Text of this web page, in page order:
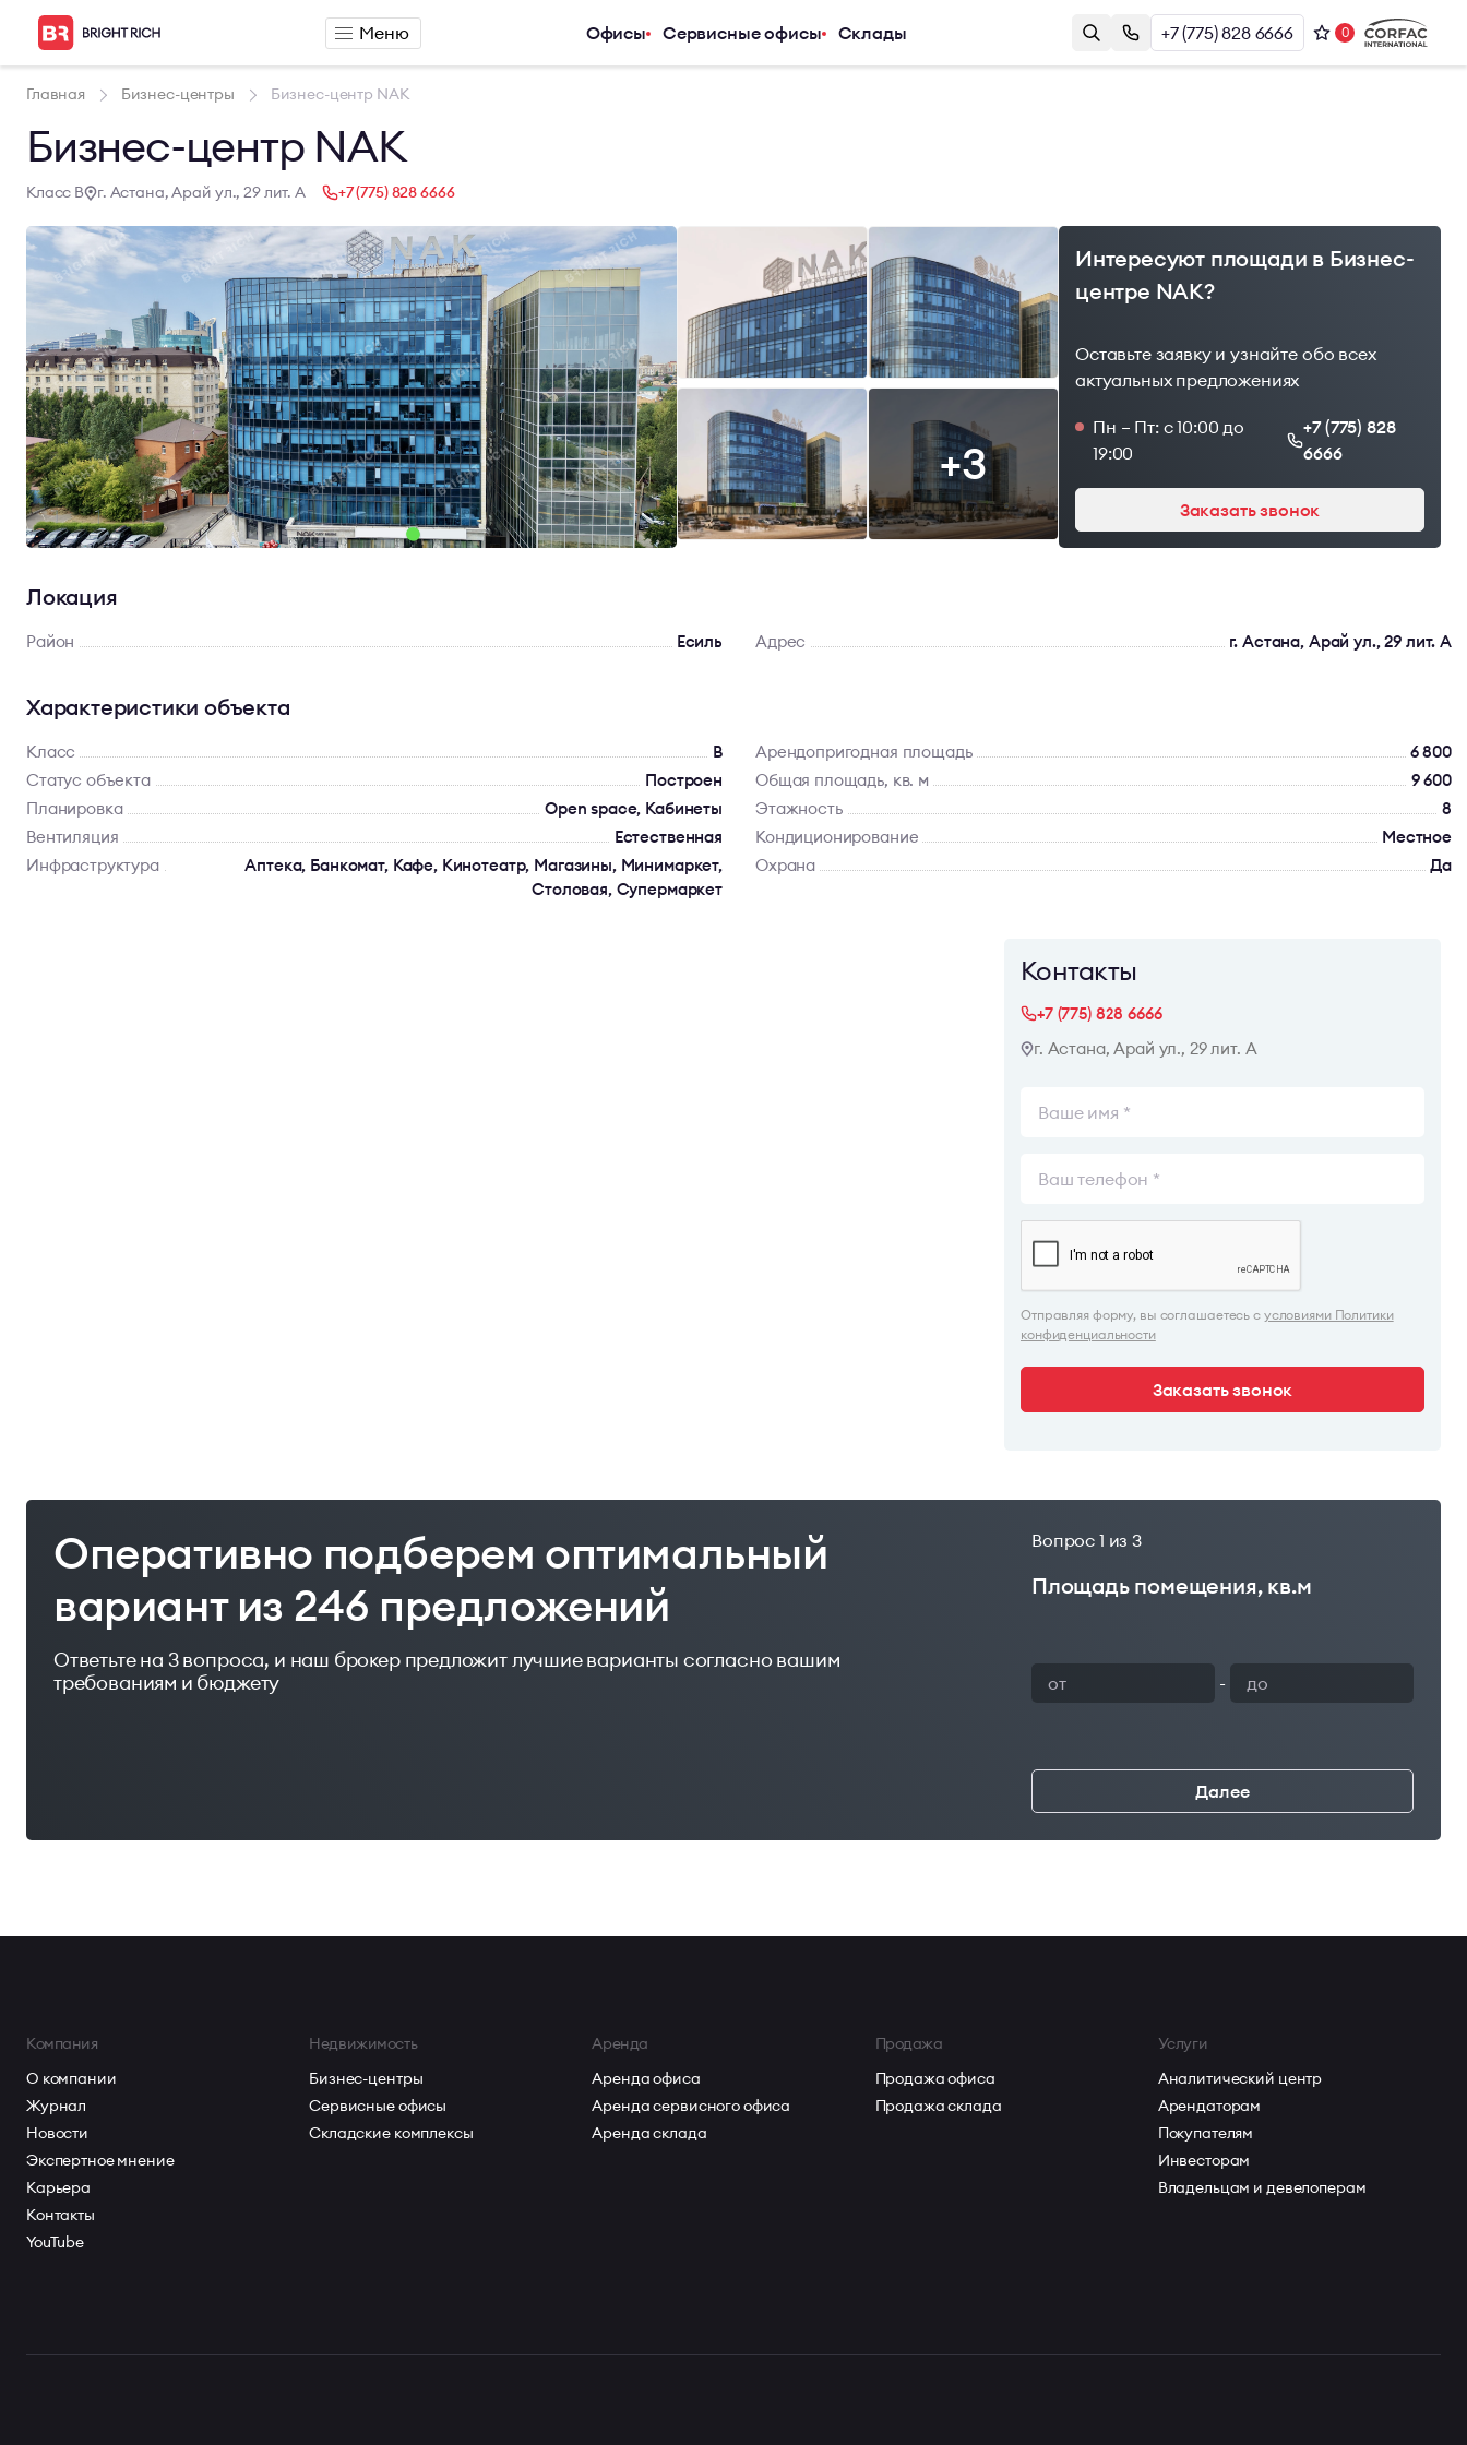
Меню Офисы Сервисные офисы Склады +7 (775) 828 6666 0
Главная Бизнес-центры Бизнес-центр NAK
Бизнес-центр NAK
Класс B г. Астана, Арай ул., 29 лит. А +7 (775) 828 6666
+3
Интересуют площади в Бизнес-
центре NAK?
Оставьте заявку и узнайте обо всех
актуальных предложениях
Пн – Пт: с 10:00 до
19:00
+7 (775) 828
6666
Заказать звонок
Локация
Район Есиль Адрес г. Астана, Арай ул., 29 лит. А
Характеристики объекта
Класс B Арендопригодная площадь
6 800
Статус объекта
Построен Общая площадь, кв. м
9 600
Планировка
Open space, Кабинеты Этажность
8
Вентиляция
Естественная Кондиционирование
Местное
Инфраструктура
Аптека, Банкомат, Кафе, Кинотеатр, Магазины, Минимаркет,
Столовая, Супермаркет
Охрана Да
Контакты
+7 (775) 828 6666
г. Астана, Арай ул., 29 лит. А
Отправляя форму, вы соглашаетесь с условиями Политики
конфиденциальности
Заказать звонок
Оперативно подберем оптимальный
вариант из 246 предложений
Ответьте на 3 вопроса, и наш брокер предложит лучшие варианты согласно вашим
требованиям и бюджету
Вопрос 1 из 3
Площадь помещения, кв.м
-
Далее
Компания
О компании
Журнал
Новости
Экспертное мнение
Карьера
Контакты
YouTube
Недвижимость
Бизнес-центры
Сервисные офисы
Складские комплексы
Аренда
Аренда офиса
Аренда сервисного офиса
Аренда склада
Продажа
Продажа офиса
Продажа склада
Услуги
Аналитический центр
Арендаторам
Покупателям
Инвесторам
Владельцам и девелоперам
Аренда
Аренда офиса
Аренда сервисного офиса
Продажа
Продажа офиса
Продажа склада
Услуги
Владельцам и девелоперам
Компания
Карьера
Контакты
Контакты